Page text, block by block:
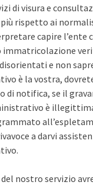
di visura e
rispetto ai
capire l’ente
e non
è la vostra,
di notifica, se il
è
a darvi
nostro servizio